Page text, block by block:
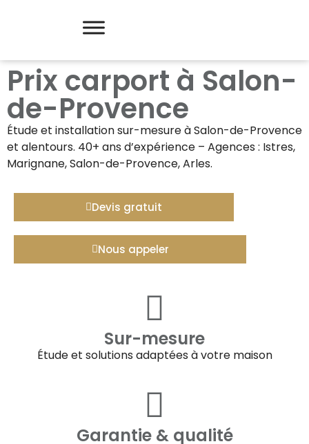
Prix carport à Salon-
de-Provence
Étude et installation sur-mesure àSalon-de-Provence
et alentours. 40+ ans d’expérience – Agences : Istres,
Marignane, Salon-de-Provence, Arles.
Devis gratuit
Nous appeler
Sur-mesure
Étude et solutions adaptées à votre maison
Garantie & qualité